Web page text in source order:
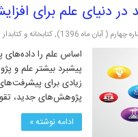
دنیای علم برای
چهارم ( آبان ماه 1396) ,کتابخانه و کتابدار 2.0
اساس علم را
پیشبرد بیشتر علم و
پژوهش‌های جدید،
ادامه نوشته »